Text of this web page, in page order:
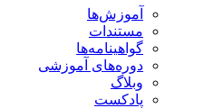
آموزش‌ها
مستندات
گواهینامه‌ها
دوره‌های آموزشی
وبلاگ
پادکست